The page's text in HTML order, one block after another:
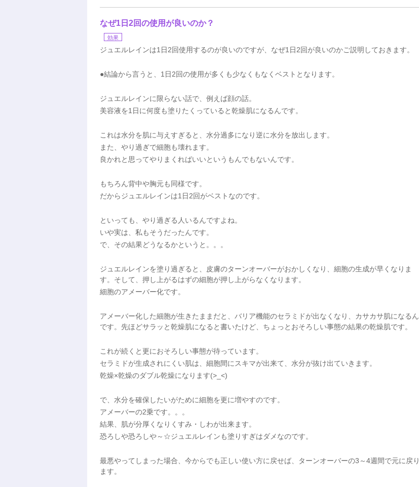
なぜ1日2回の使用が良いのか？
効果
ジュエルレインは1日2回使用するのが良いのですが、なぜ1日2回が良いのかご説明しておきます。
●結論から言うと、1日2回の使用が多くも少なくもなくベストとなります。
ジュエルレインに限らない話で、例えば顔の話。
美容液を1日に何度も塗りたくっていると乾燥肌になるんです。
これは水分を肌に与えすぎると、水分過多になり逆に水分を放出します。
また、やり過ぎで細胞も壊れます。
良かれと思ってやりまくればいいというもんでもないんです。
もちろん背中や胸元も同様です。
だからジュエルレインは1日2回がベストなのです。
といっても、やり過ぎる人いるんですよね。
いや実は、私もそうだったんです。
で、その結果どうなるかというと。。。
ジュエルレインを塗り過ぎると、皮膚のターンオーバーがおかしくなり、細胞の生成が早くなりま
す。そして、押し上がるはずの細胞が押し上がらなくなります。
細胞のアメーバー化です。
アメーバー化した細胞が生きたままだと、バリア機能のセラミドが出なくなり、カサカサ肌になるん
です。先ほどサラッと乾燥肌になると書いたけど、ちょっとおそろしい事態の結果の乾燥肌です。
これが続くと更におそろしい事態が待っています。
セラミドが生成されにくい肌は、細胞間にスキマが出来て、水分が抜け出ていきます。
乾燥×乾燥のダブル乾燥になります(>_<)
で、水分を確保したいがために細胞を更に増やすのです。
アメーバーの2乗です。。。
結果、肌が分厚くなりくすみ・しわが出来ます。
恐ろしや恐ろしや～☆ジュエルレインも塗りすぎはダメなのです。
最悪やってしまった場合、今からでも正しい使い方に戻せば、ターンオーバーの3～4週間で元に戻り
ます。